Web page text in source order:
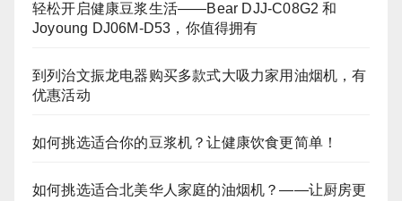
轻松开启健康豆浆生活——Bear DJJ‑C08G2 和
Joyoung DJ06M‑D53，你值得拥有
到列治文振龙电器购买多款式大吸力家用油烟机，有
优惠活动
如何挑选适合你的豆浆机？让健康饮食更简单！
如何挑选适合北美华人家庭的油烟机？——让厨房更